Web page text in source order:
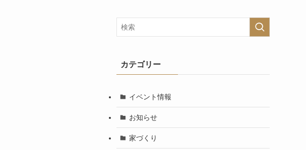
カテゴリー
イベント情報
お知らせ
家づくり